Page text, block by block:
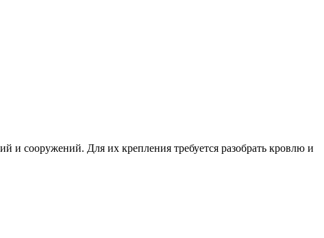
и сооружений. Для их крепления требуется разобрать кровлю и